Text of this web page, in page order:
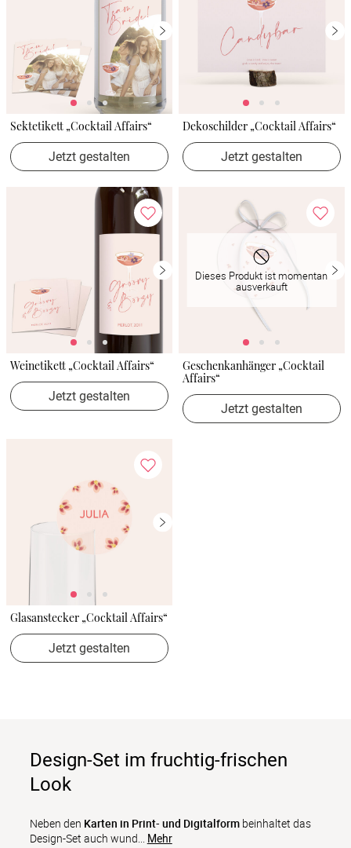
Sektetikett „Cocktail Affairs“
Jetzt gestalten
Dekoschilder „Cocktail Affairs“
Jetzt gestalten
Weinetikett „Cocktail Affairs“
Jetzt gestalten
Dieses Produkt ist momentan
ausverkauft
Geschenkanhänger „Cocktail
Affairs“
Jetzt gestalten
Glasanstecker „Cocktail Affairs“
Jetzt gestalten
Design-Set im fruchtig-frischen
Look
Neben den Karten in Print- und Digitalform beinhaltet das
Design-Set auch wund... Mehr